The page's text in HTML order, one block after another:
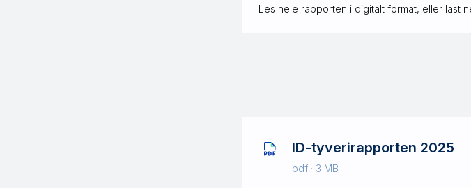
Les hele rapporten i digitalt format, eller last
ID-tyverirapporten 2025
pdf · 3 MB